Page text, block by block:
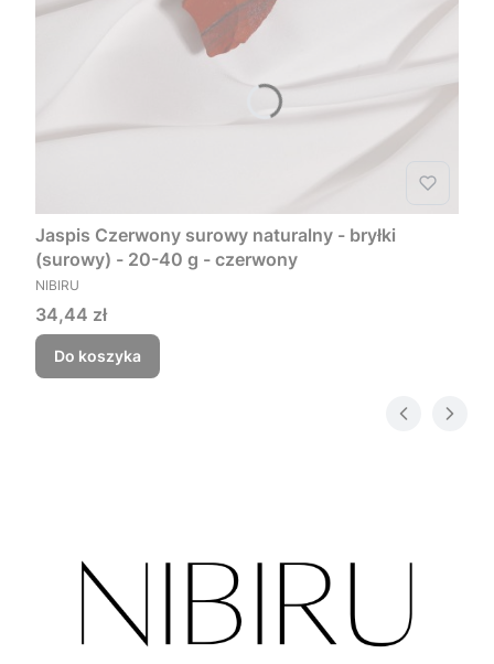
Jaspis Czerwony surowy naturalny - bryłki
(surowy) - 20-40 g - czerwony
PRODUCENT
NIBIRU
Cena
34,44 zł
Do koszyka